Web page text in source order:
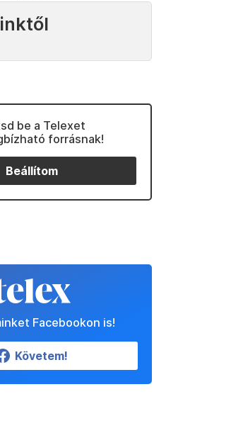
be a Telexet
forrásnak!
Beállítom
Facebookon is!
Követem!